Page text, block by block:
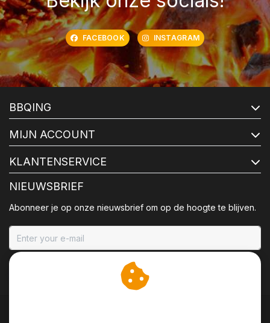
FACEBOOK INSTAGRAM
BBQING
MIJN ACCOUNT
KLANTENSERVICE
NIEUWSBRIEF
Abonneer je op onze nieuwsbrief om op de hoogte te blijven.